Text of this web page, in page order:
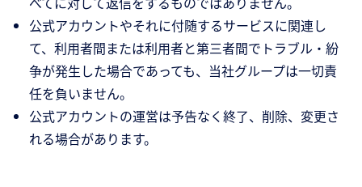
公式アカウントやそれに付随するサービスに関連し
て、利用者間または利用者と第三者間でトラブル・紛
争が発生した場合であっても、当社グループは一切責
任を負いません。
公式アカウントの運営は予告なく終了、削除、変更さ
れる場合があります。